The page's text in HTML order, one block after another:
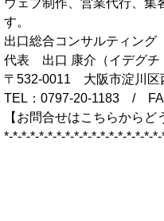
ウェブ制作、営業代行、集
す。
出口総合コンサルティング
代表 出口 康介（イデグチ
〒532-0011 大阪市淀川
TEL：0797-20-1183 /
【お問合せはこちらからど
*-*-*-*-*-*-*-*-*-*-*-*-*-*-*-*-*-